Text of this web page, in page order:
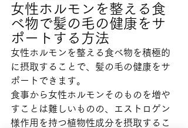
女性ホルモンを整える食
べ物で髪の毛の健康をサ
ポートする方法
女性ホルモンを整える食べ物を積極的
に摂取することで、髪の毛の健康をサ
ポートできます。
食事から女性ホルモンそのものを増や
すことは難しいものの、エストロゲン
様作用を持つ植物性成分を摂取するこ